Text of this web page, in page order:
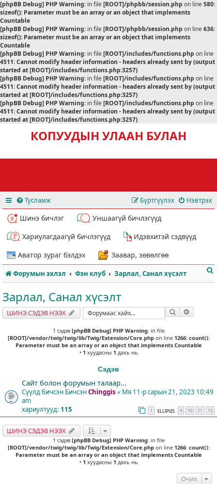
[phpBB Debug] PHP Warning: in file[ROOT]/phpbb/session.php on line580:
sizeof(): Parameter must be an array or an object that implements
Countable
[phpBB Debug] PHP Warning: in file[ROOT]/phpbb/session.php on line636:
sizeof(): Parameter must be an array or an object that implements
Countable
[phpBB Debug] PHP Warning: in file[ROOT]/includes/functions.php on line
4511:Cannot modify header information - headers already sent by (output
started at [ROOT]/includes/functions.php:3257)
[phpBB Debug] PHP Warning: in file[ROOT]/includes/functions.php on line
4511:Cannot modify header information - headers already sent by (output
started at [ROOT]/includes/functions.php:3257)
[phpBB Debug] PHP Warning: in file[ROOT]/includes/functions.php on line
4511:Cannot modify header information - headers already sent by (output
started at [ROOT]/includes/functions.php:3257)
КОПУУДЫН УЛААН БУЛАН
Тусламж Нэвтрэх
Бүртгүүлэх
Шинэ бичлэг
Уншаагүй бичлэгүүд
Хариулагдаагүй бичлэгүүд
Идэвхитэй сэдвүүд
Аватор зураг бэлдэх
Заавар, зөвөлгөө
Форумын эхлэл Фэн клуб Зарлал, Санал хүсэлт
Зарлал, Санал хүсэлт
ШИНЭ СЭДЭВ НЭЭХ Хайлт
1 сэдэв [phpBB Debug] PHP Warning: in file
[ROOT]/vendor/twig/twig/lib/Twig/Extension/Core.phpon line 1266: count():
Parameter must be an array or an object that implements Countable
• 1 хуудасны 1 дахь нь
Сэдэв
Сайт болон форумын талаар...
Сүүлд бичсэн БичсэнChinggis « Мя 11-р сарын 21, 2023 10:49
am
хариултууд: 115 1 ELLIPSIS 9 10 11 12
ШИНЭ СЭДЭВ НЭЭХ
1 сэдэв [phpBB Debug] PHP Warning: in file
[ROOT]/vendor/twig/twig/lib/Twig/Extension/Core.phpon line 1266: count():
Parameter must be an array or an object that implements Countable
• 1 хуудасны 1 дахь нь
Очих